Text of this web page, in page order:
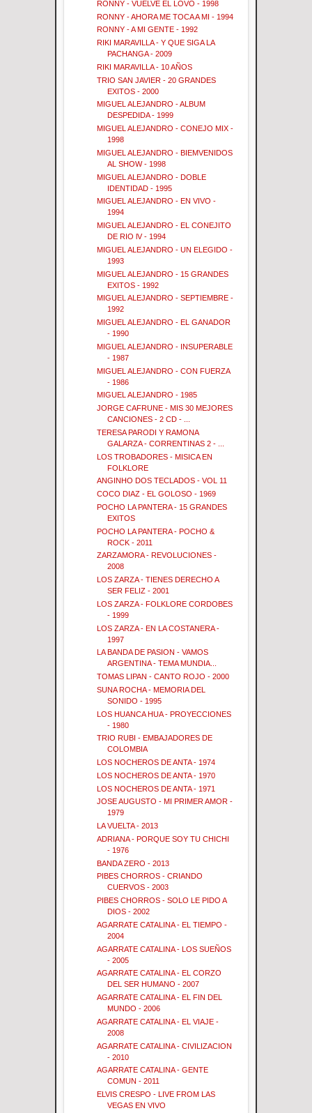
RONNY - VUELVE EL LOVO - 1998
RONNY - AHORA ME TOCA A MI - 1994
RONNY - A MI GENTE - 1992
RIKI MARAVILLA - Y QUE SIGA LA
PACHANGA - 2009
RIKI MARAVILLA - 10 AÑOS
TRIO SAN JAVIER - 20 GRANDES
EXITOS - 2000
MIGUEL ALEJANDRO - ALBUM
DESPEDIDA - 1999
MIGUEL ALEJANDRO - CONEJO MIX -
1998
MIGUEL ALEJANDRO - BIEMVENIDOS
AL SHOW - 1998
MIGUEL ALEJANDRO - DOBLE
IDENTIDAD - 1995
MIGUEL ALEJANDRO - EN VIVO -
1994
MIGUEL ALEJANDRO - EL CONEJITO
DE RIO lV - 1994
MIGUEL ALEJANDRO - UN ELEGIDO -
1993
MIGUEL ALEJANDRO - 15 GRANDES
EXITOS - 1992
MIGUEL ALEJANDRO - SEPTIEMBRE -
1992
MIGUEL ALEJANDRO - EL GANADOR
- 1990
MIGUEL ALEJANDRO - INSUPERABLE
- 1987
MIGUEL ALEJANDRO - CON FUERZA
- 1986
MIGUEL ALEJANDRO - 1985
JORGE CAFRUNE - MIS 30 MEJORES
CANCIONES - 2 CD - ...
TERESA PARODI Y RAMONA
GALARZA - CORRENTINAS 2 - ...
LOS TROBADORES - MISICA EN
FOLKLORE
ANGINHO DOS TECLADOS - VOL 11
COCO DIAZ - EL GOLOSO - 1969
POCHO LA PANTERA - 15 GRANDES
EXITOS
POCHO LA PANTERA - POCHO &
ROCK - 2011
ZARZAMORA - REVOLUCIONES -
2008
LOS ZARZA - TIENES DERECHO A
SER FELIZ - 2001
LOS ZARZA - FOLKLORE CORDOBES
- 1999
LOS ZARZA - EN LA COSTANERA -
1997
LA BANDA DE PASION - VAMOS
ARGENTINA - TEMA MUNDIA...
TOMAS LIPAN - CANTO ROJO - 2000
SUNA ROCHA - MEMORIA DEL
SONIDO - 1995
LOS HUANCA HUA - PROYECCIONES
- 1980
TRIO RUBI - EMBAJADORES DE
COLOMBIA
LOS NOCHEROS DE ANTA - 1974
LOS NOCHEROS DE ANTA - 1970
LOS NOCHEROS DE ANTA - 1971
JOSE AUGUSTO - MI PRIMER AMOR -
1979
LA VUELTA - 2013
ADRIANA - PORQUE SOY TU CHICHI
- 1976
BANDA ZERO - 2013
PIBES CHORROS - CRIANDO
CUERVOS - 2003
PIBES CHORROS - SOLO LE PIDO A
DIOS - 2002
AGARRATE CATALINA - EL TIEMPO -
2004
AGARRATE CATALINA - LOS SUEÑOS
- 2005
AGARRATE CATALINA - EL CORZO
DEL SER HUMANO - 2007
AGARRATE CATALINA - EL FIN DEL
MUNDO - 2006
AGARRATE CATALINA - EL VIAJE -
2008
AGARRATE CATALINA - CIVILIZACION
- 2010
AGARRATE CATALINA - GENTE
COMUN - 2011
ELVIS CRESPO - LIVE FROM LAS
VEGAS EN VIVO